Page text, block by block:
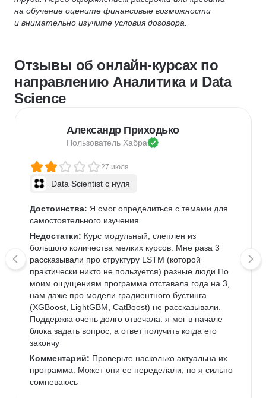
на обучение оцените финансовые возможности
и внимательно изучите условия договора.
Отзывы об онлайн-курсах по
направлению Аналитика и Data
Science
Александр Приходько
Пользователь Хабра
27 июля
Data Scientist с нуля
Достоинства: Я смог определиться с темами для
самостоятельного изучения
Недостатки: Курс модульный, слеплен из
большого количества мелких курсов. Мне раза 3
рассказывали про структуру LSTM (которой
практически никто не пользуется) разные люди.По
моим ощущениям программа отставала года на 3,
нам даже про модели градиентного бустинга
(XGBoost, LightGBM, CatBoost) не рассказывали.
Поддержка очень долго отвечала: я мог в начале
блока задать вопрос, а ответ получить когда его
закончу
Комментарий: Проверьте насколько актуальна их
программа. Может они ее переделали, но я сильно
сомневаюсь